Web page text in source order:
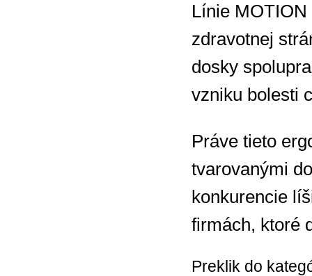
Línie
zdravotnej
dosky
vzniku bolesti
Práve tieto
tvarovanými
konkurencie
firmách, ktoré
Preklik do